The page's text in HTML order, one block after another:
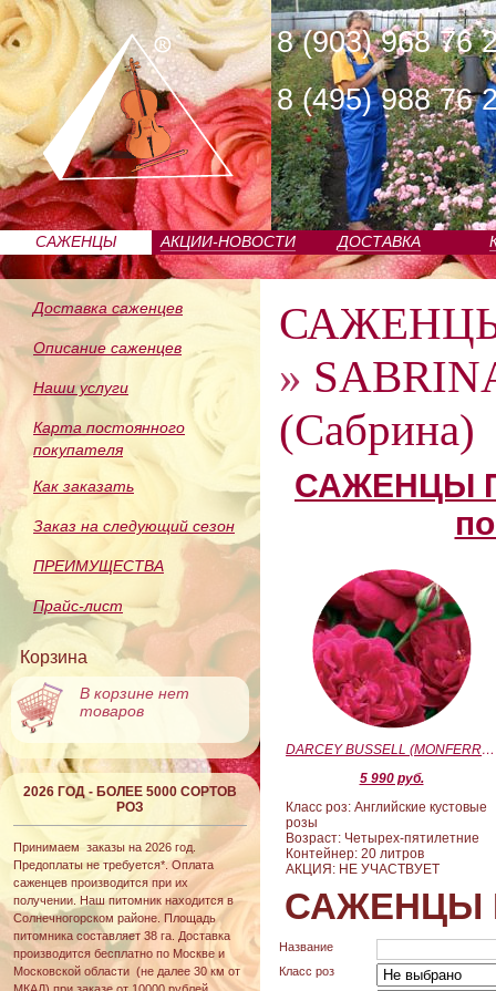
8 (903) 968 76
8 (495) 988 76
САЖЕНЦЫ
ПИТОМНИКА
АКЦИИ-НОВОСТИ ДОСТАВКА
Доставка саженцев
Описание саженцев
Наши услуги
Карта постоянного
покупателя
Как заказать
Заказ на следующий сезон
ПРЕИМУЩЕСТВА
Прайс-лист
Корзина
В корзине нет
товаров
2026 ГОД - БОЛЕЕ 5000 СОРТОВ
РОЗ
Принимаем заказы на 2026 год.
Предоплаты не требуется*. Оплата
саженцев производится при их
получении. Наш питомник находится в
Солнечногорском районе. Площадь
питомника составляет 38 га. Доставка
производится бесплатно по Москве и
Московской области (не далее 30 км от
»
(Сабрина)
САЖЕНЦЫ
DARCEY BUSSELL (MONFERRATO) (Дарси Басл)
5 990 руб.
Класс роз: Английские кустовые
розы
Возраст: Четырех-пятилетние
Контейнер: 20 литров
АКЦИЯ: НЕ УЧАСТВУЕТ
САЖЕНЦЫ
Название
Класс роз